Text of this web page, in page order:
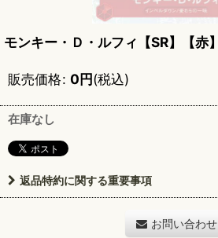
モンキー・Ｄ・ルフィ【SR】【赤】
販売価格: 0円(税込)
在庫なし
返品特約に関する重要事項
お問い合わせ